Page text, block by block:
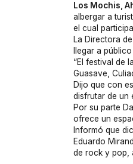
Los Mochis,
albergar a
el cual
La Directora
llegar a
“El festival de
Guasave,
Dijo que con
disfrutar de un
Por su parte
ofrece un
Informó que
Eduardo
de rock y pop,